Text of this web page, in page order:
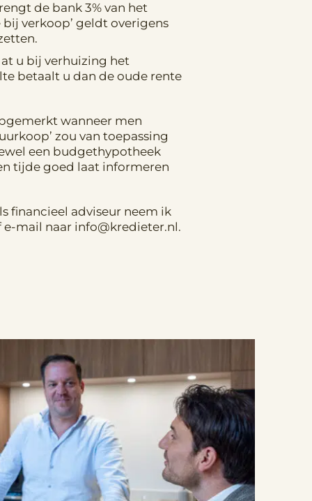
de bank 3% van het
verkoop’ geldt overigens
u bij verhuizing het
betaalt u dan de oude rente
wanneer men
zou van toepassing
een budgethypotheek
tijde goed laat informeren
financieel adviseur neem ik
e-mail naar info@kredieter.nl.